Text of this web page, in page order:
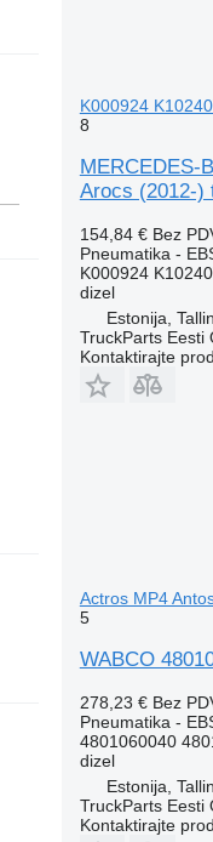
K000924
8
MERCEDES-
Arocs (2012-)
154,84 € Bez
Pneumatika -
K000924
dizel
Estonija,
TruckParts Eesti
Kontaktirajte
Actros MP4
5
WABCO
278,23 € Bez
Pneumatika -
4801060040
dizel
Estonija,
TruckParts Eesti
Kontaktirajte